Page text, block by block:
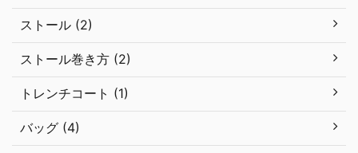
ストール (2)
ストール巻き方 (2)
トレンチコート (1)
バッグ (4)